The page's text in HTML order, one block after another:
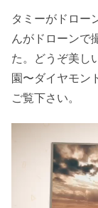
タミーがドロー
んがドローンで
た。どうぞ美し
園〜ダイヤモン
ご覧下さい。